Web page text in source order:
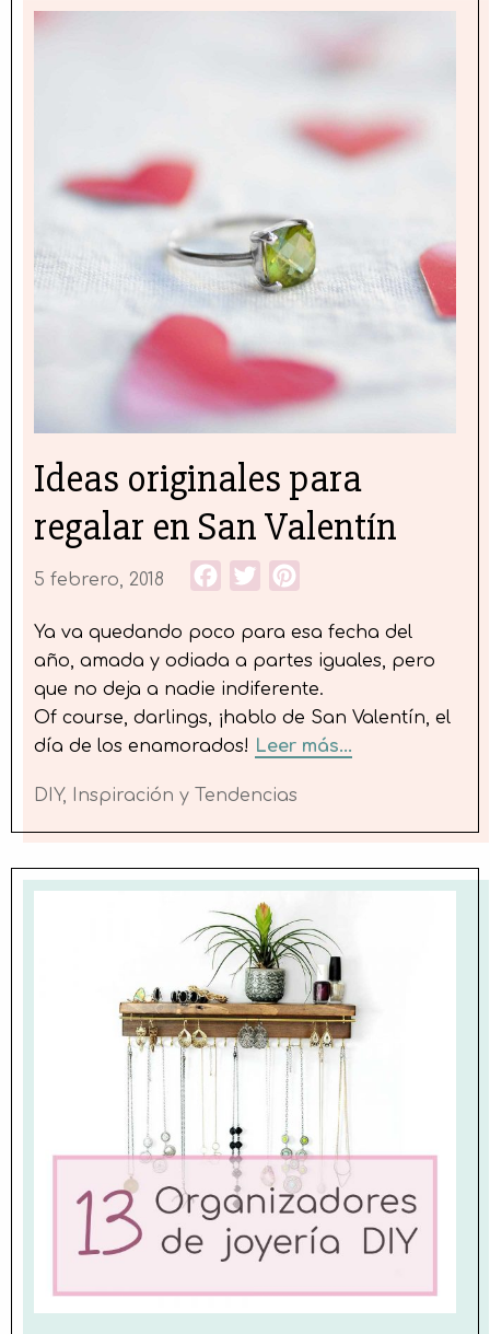
Ideas originales para
regalar en San Valentín
5 febrero, 2018 Facebook
Twitter
Ya va quedando poco para esa fecha del
año, amada y odiada a partes iguales, pero
que no deja a nadie indiferente.
Of course, darlings, ¡hablo de San Valentín, el
día de los enamorados! Leer más...
DIY, Inspiración y Tendencias